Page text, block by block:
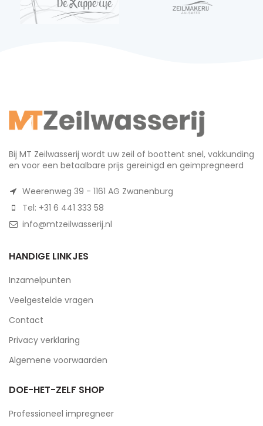
Bij MT Zeilwasserij wordt uw zeil of boottent snel, vakkunding
en voor een betaalbare prijs gereinigd en geimpregneerd
Weerenweg 39 - 1161 AG Zwanenburg
Tel: +31 6 441 333 58
info@mtzeilwasserij.nl
HANDIGE LINKJES
Inzamelpunten
Veelgestelde vragen
Contact
Privacy verklaring
Algemene voorwaarden
DOE-HET-ZELF SHOP
Professioneel impregneer